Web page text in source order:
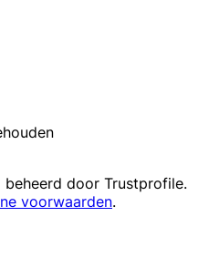
beheerd door Trustprofile.
voorwaarden.